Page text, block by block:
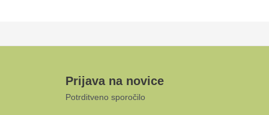
Prijava na novice
Potrditveno sporočilo